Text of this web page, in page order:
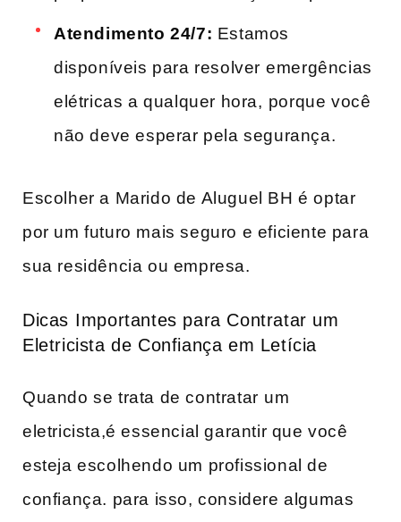
Atendimento 24/7: Estamos
disponíveis para resolver⁤ emergências
elétricas a qualquer hora, ⁤porque você
não deve esperar pela segurança.
Escolher a Marido de Aluguel BH é optar
por um futuro mais seguro e eficiente para
sua residência ou empresa.
Dicas ⁣Importantes para Contratar um
Eletricista​ de Confiança em Letícia
Quando se trata de contratar⁣ um
eletricista,é essencial garantir que você‌
esteja escolhendo um profissional de
confiança.‌ para isso, considere algumas